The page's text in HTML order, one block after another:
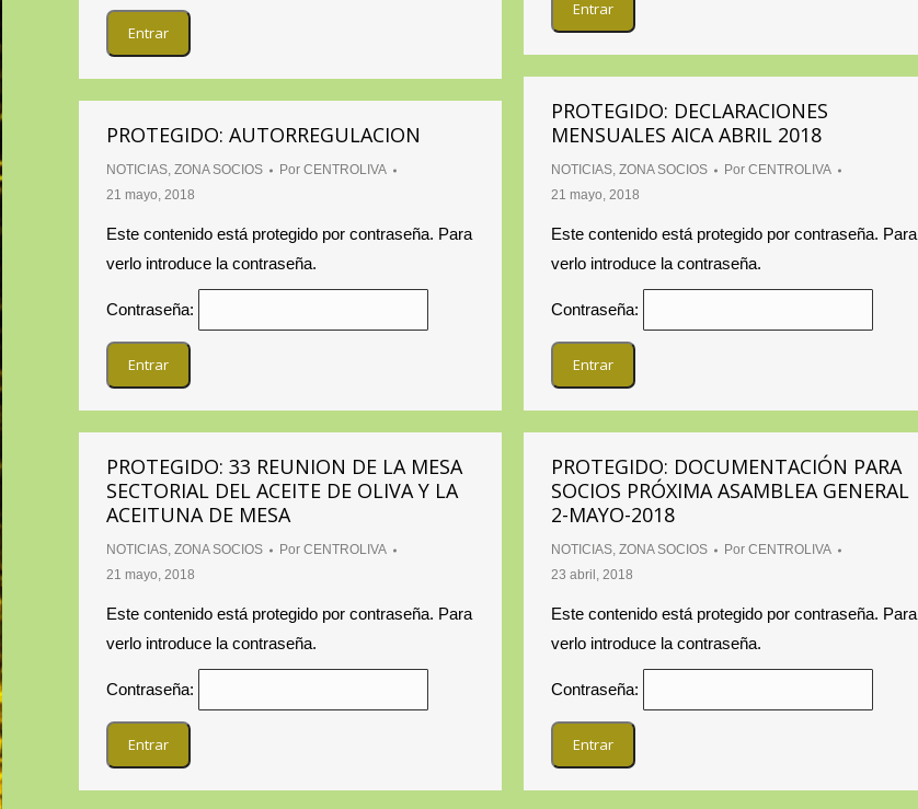
PROTEGIDO: DECLARACIONES
MENSUALES AICA ABRIL 2018
NOTICIAS, ZONA SOCIOS Por CENTROLIVA
21 mayo, 2018
Este contenido está protegido por contraseña. Para
verlo introduce la contraseña.
Contraseña:
PROTEGIDO: AUTORREGULACION
NOTICIAS, ZONA SOCIOS Por CENTROLIVA
21 mayo, 2018
Este contenido está protegido por contraseña. Para
verlo introduce la contraseña.
Contraseña:
PROTEGIDO: 33 REUNION DE LA MESA
SECTORIAL DEL ACEITE DE OLIVA Y LA
ACEITUNA DE MESA
NOTICIAS, ZONA SOCIOS Por CENTROLIVA
21 mayo, 2018
Este contenido está protegido por contraseña. Para
verlo introduce la contraseña.
Contraseña:
PROTEGIDO: DOCUMENTACIÓN PARA
SOCIOS PRÓXIMA ASAMBLEA GENERAL
2-MAYO-2018
NOTICIAS, ZONA SOCIOS Por CENTROLIVA
23 abril, 2018
Este contenido está protegido por contraseña. Para
verlo introduce la contraseña.
Contraseña: